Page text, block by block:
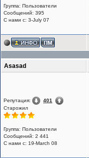
Группа: Пользователи
Сообщений: 395
С нами с: 3-July 07
Asasad
Репутация:
401
Старожил
Группа: Пользователи
Сообщений: 2 441
С нами с: 19-March 08